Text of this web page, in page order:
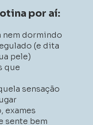
por aí:
(e dita
pele)
que
sensação
exames
sente bem